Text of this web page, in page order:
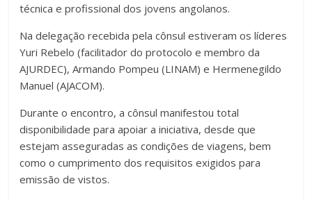
técnica e profissional dos jovens angolanos.
Na delegação recebida pela cônsul estiveram os líderes
Yuri Rebelo (facilitador do protocolo e membro da
AJURDEC), Armando Pompeu (LINAM) e Hermenegildo
Manuel (AJACOM).
Durante o encontro, a cônsul manifestou total
disponibilidade para apoiar a iniciativa, desde que
estejam asseguradas as condições de viagens, bem
como o cumprimento dos requisitos exigidos para
emissão de vistos.